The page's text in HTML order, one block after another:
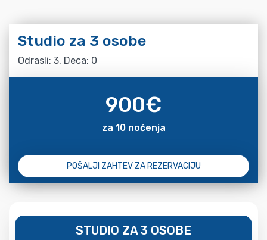
Studio za 3 osobe
Odrasli: 3, Deca: 0
900€
za 10 noćenja
POŠALJI ZAHTEV ZA REZERVACIJU
STUDIO ZA 3 OSOBE